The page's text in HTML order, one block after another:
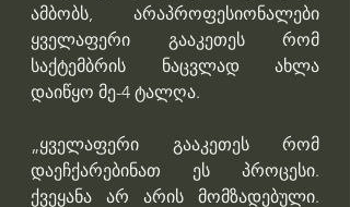
ამბობს, არაპროფესიონალები
ყველაფერი გააკეთეს რომ
საქტემბრის ნაცვლად ახლა
დაიწყო მე-4 ტალღა.
„ყველაფერი გააკეთეს რომ
დაეჩქარებინათ ეს პროცესი.
ქვეყანა არ არის მომზადებული​.